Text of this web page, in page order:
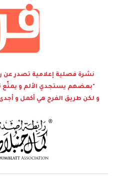
نشرة فصلية إعلامية تصدر عن
"بعضهم يستجدي الألم و
و لكن طريق الفرح هي أكمل و